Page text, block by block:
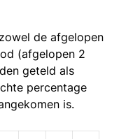
de afgelopen
(afgelopen 2
geteld als
percentage
is.